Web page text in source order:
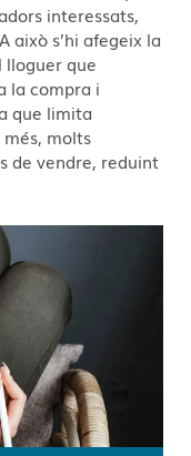
interessats,
això s’hi afegeix la
lloguer que
la compra i
que limita
més, molts
de vendre, reduint